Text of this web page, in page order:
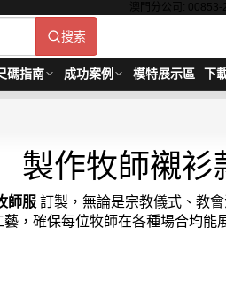
澳門分公司:
搜索
碼指南 成功案例 模特展示區 下
製作牧師襯衫
師服 訂製，無論是宗教儀式、教
，確保每位牧師在各種場合均能
象！了解更多，請訪問我們的官